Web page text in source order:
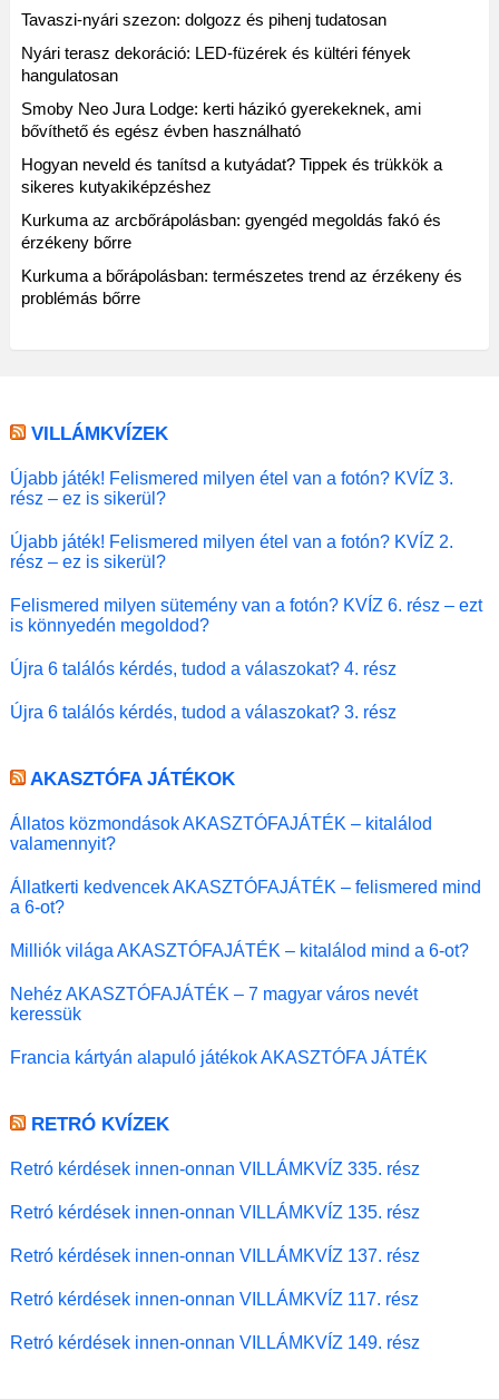
Tavaszi-nyári szezon: dolgozz és pihenj tudatosan
Nyári terasz dekoráció: LED-füzérek és kültéri fények
hangulatosan
Smoby Neo Jura Lodge: kerti házikó gyerekeknek, ami
bővíthető és egész évben használható
Hogyan neveld és tanítsd a kutyádat? Tippek és trükkök a
sikeres kutyakiképzéshez
Kurkuma az arcbőrápolásban: gyengéd megoldás fakó és
érzékeny bőrre
Kurkuma a bőrápolásban: természetes trend az érzékeny és
problémás bőrre
VILLÁMKVÍZEK
Újabb játék! Felismered milyen étel van a fotón? KVÍZ 3.
rész – ez is sikerül?
Újabb játék! Felismered milyen étel van a fotón? KVÍZ 2.
rész – ez is sikerül?
Felismered milyen sütemény van a fotón? KVÍZ 6. rész – ezt
is könnyedén megoldod?
Újra 6 találós kérdés, tudod a válaszokat? 4. rész
Újra 6 találós kérdés, tudod a válaszokat? 3. rész
AKASZTÓFA JÁTÉKOK
Állatos közmondások AKASZTÓFAJÁTÉK – kitalálod
valamennyit?
Állatkerti kedvencek AKASZTÓFAJÁTÉK – felismered mind
a 6-ot?
Milliók világa AKASZTÓFAJÁTÉK – kitalálod mind a 6-ot?
Nehéz AKASZTÓFAJÁTÉK – 7 magyar város nevét
keressük
Francia kártyán alapuló játékok AKASZTÓFA JÁTÉK
RETRÓ KVÍZEK
Retró kérdések innen-onnan VILLÁMKVÍZ 335. rész
Retró kérdések innen-onnan VILLÁMKVÍZ 135. rész
Retró kérdések innen-onnan VILLÁMKVÍZ 137. rész
Retró kérdések innen-onnan VILLÁMKVÍZ 117. rész
Retró kérdések innen-onnan VILLÁMKVÍZ 149. rész